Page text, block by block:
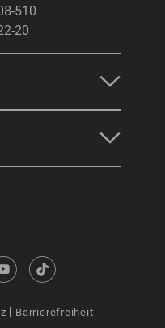
510
20
Barrierefreiheit